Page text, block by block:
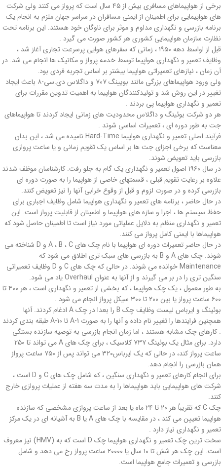
برخی از هواپیماهای مسافری بیش از ۴۵ سال است که پرواز می کنند ولی شرکت
های هواپیمایی برای اطمینان از ایمنی مسافران در سراسر جهان ملزم به انجام یک
برنامه بازرسی و نگهداری مداوم و موثر برای ناوگان خود هستند. این برنامه تحت
نظارت سازمان هواپیمایی کشوری هر کشور صورت می گیرد .
قبل از اواسط دهه ۱۹۵۰ ، زمانی که سفرهای هوایی پرسرعت تجاری آغاز شد ،
وظایف تعمیر و نگهداری هواپیما توسط خدمه پرواز و مکانیک ها انجام می شد. در
آن زمان ، نیازهای تعمیراتی هواپیما بیشتر بر اساس تجربه فردی بود.
ولی ورود هواپیماهای بزرگی مانند بویینگ ۷۰۷ و داگلاس دی.سی-۸ باعث ایجاد
تغییر در این روش شد و تولیدکنندگان هواپیما به اهمیت تدوین مقررات برای
تعمیر و نگهداری هواپیما پی بردند .
هر دو شرکت بوئینگ و داگلاس محدودیت های زمانی ایجاد کردند تا هواپیماهای
جت به طور دوره ای ، تعمیرات اساسی شوند .
فرآیند اصلی تعمیر و نگهداری هواپیما Hard-Time نامیده می شد ، این بدان
معناست که برخی اجزای جت ها بر اساس یک تقویم زمانی و یا ساعت پروازی
بازرسی باید تعویض شوند.
در سال ۱۹۶۰ اصول تعمیر و نگهداری یک گام به جلو رفت. کارشناسان موظف شدند
علاوه بر رعایت تقویم قبلی ، قسمتهای خاصی از هواپیما را به صورت دوره ای
بازرسی کرده و در صورت لزوم و قبل از وقوع خرابی آنها را نیز تعویض کنند.
در حال حاضر ، برنامه های تعمیر و نگهداری هواپیما شامل وظایف اجباری برای
حفظ سیستم ها ، اجزا و سازه های هواپیما و اطمینان از قابلیت پرواز است. این
تعمیر و نگهداری منظم به دلایل عملیاتی مورد نیاز است تا اطمینان حاصل شود که
هواپیماها با ایمنی کامل پرواز می کنند.
در حال حاضر تعمیرات دوره ای هواپیما با نام چک های A ، B ، C و D شناخته می
شوند. چک های A و B به بازرسی های سبک تری اطلاق می شود که
Maintenance خوانده می شوند. در حالی که چک های C و D وظایف تعمیراتی
سنگین تری را در بر می گیرند و از آنها به عنوان Overhaul یاد می شود.
به طور معمول ، یک چک هواپیما ، که بخشی از تعمیر و نگهداری است ، هر ۴۰۰ تا
۶۰۰ ساعت پرواز یا بین ۲۰۰ تا ۳۰۰ سیکل پرواز انجام می شود .
بوئینگ و ایرباس لیست وظایف چک B را بعدا در چک A ادغام کردند. آنها
همچنین فرایندها را تغییر نام داده و آنها را به صورت A-1 تا A-10 طبقه بندی کردند
. کارهای چک مشابه هستند ، اما زمان انجام بازرسی به توصیه سازنده بستگی
دارد. برای مثال یک بوئینگ ۷۳۷ کلاسیک ، برای چک های A می تواند تا ۲۵۰
ساعت پرواز کند، در حالی که یک ایرباس۳۲۰ می تواند پس از ۷۵۰ ساعت پرواز
همان بازرسی را انجام دهد.
برای انجام کارهای تعمیر و نگهداری سنگین ، که شامل چک های C و D است ،
شرکت های هواپیمایی باید هواپیماها را به مدت سه هفته از عملیات پروازی خارج
کنند.
چک C که تقریباً هر ۲۰ تا ۲۴ ماه یا بعد از ساعت پروازی مشخصی که سازنده
هواپیما تعیین می کند ، در مقایسه با چک های A یا B به آشیانه ای در یک مرکز
تعمیر و نگهداری نیاز دارد .
سخت ترین چک تعمیر و نگهداری هواپیما چک D است که به (HMV) نیز معروف
است. این چک هر شش تا ۱۰ سال یا ۲۰۰۰۰ ساعت پرواز رخ می دهد و شامل
بازرسی و تعمیرات جامع هواپیما است.